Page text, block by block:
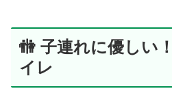
🚻 子連れに優しい
イレ